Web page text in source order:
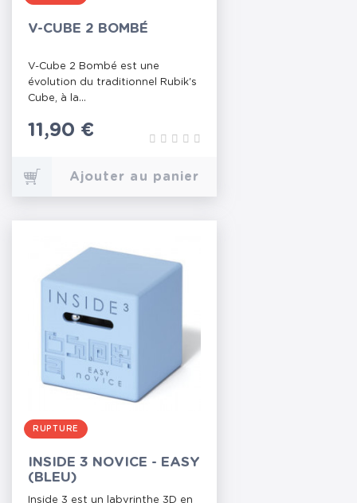
V-CUBE 2 BOMBÉ
V-Cube 2 Bombé est une
évolution du traditionnel Rubik's
Cube, à la...
Prix
11,90 €
Ajouter au panier
RUPTURE
INSIDE 3 NOVICE - EASY
(BLEU)
Inside 3 est un labyrinthe 3D en